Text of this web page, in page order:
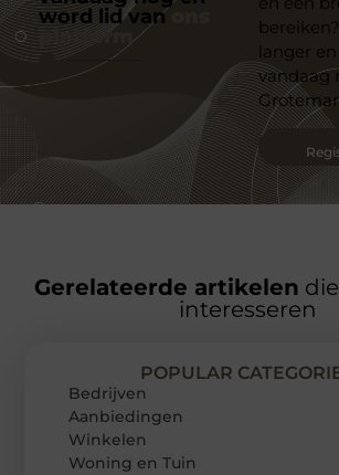
word lid van
platform
langer
vandaag
Gerelateerde artikelen
interesseren
POPULAR
Bedrijven
Aanbiedingen
Winkelen
Woning en Tuin